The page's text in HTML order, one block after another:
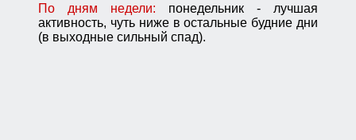
По дням недели: понедельник - лучшая
активность, чуть ниже в остальные будние дни
(в выходные сильный спад).